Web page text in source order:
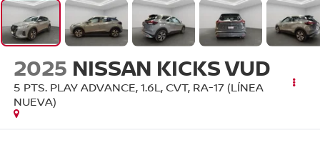
2025 NISSAN KICKS VUD
5 PTS. PLAY ADVANCE, 1.6L, CVT, RA-17 (LÍNEA
NUEVA)